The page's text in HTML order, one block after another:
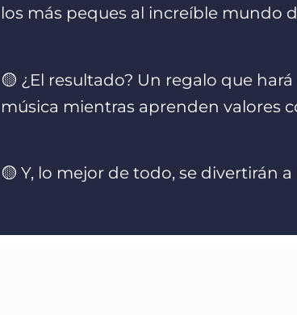
los más peques al increíble mundo
🟡 ¿El resultado? Un regalo que
música mientras aprenden valores
🟡 Y, lo mejor de todo, se divertirán